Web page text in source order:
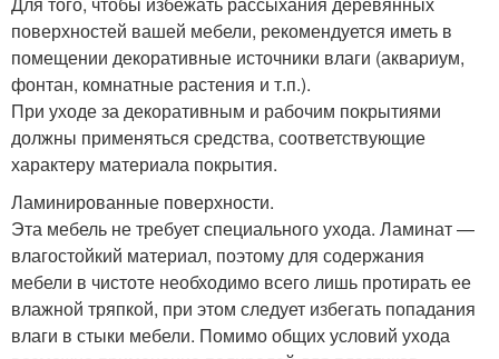
поверхностей вашей мебели, рекомендуется иметь в
помещении декоративные источники влаги (аквариум,
фонтан, комнатные растения и т.п.).
При уходе за декоративным и рабочим покрытиями
должны применяться средства, соответствующие
характеру материала покрытия.
Ламинированные поверхности.
Эта мебель не требует специального ухода. Ламинат —
влагостойкий материал, поэтому для содержания
мебели в чистоте необходимо всего лишь протирать ее
влажной тряпкой, при этом следует избегать попадания
влаги в стыки мебели. Помимо общих условий ухода